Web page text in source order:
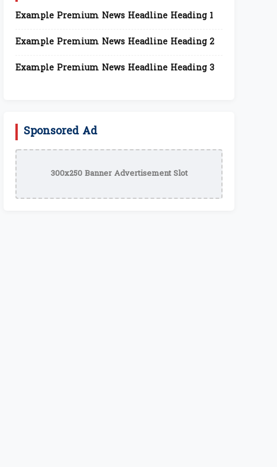
Example Premium News Headline Heading 1
Example Premium News Headline Heading 2
Example Premium News Headline Heading 3
Sponsored Ad
300x250 Banner Advertisement Slot